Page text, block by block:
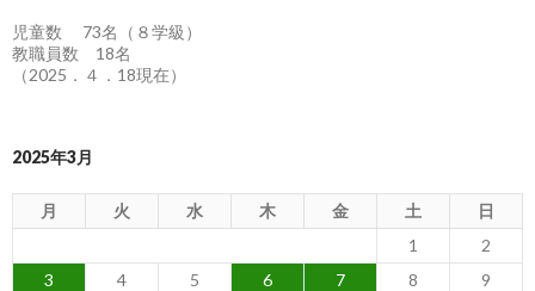
児童数 73名（８学級）
教職員数 18名
（2025．４．18現在）
2025年3月
月 火 水 木 金 土 日
1
2
3
4 5 6 7 8
9